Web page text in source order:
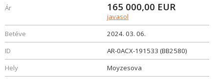
Ár 165 000,00 EUR
javasol
Betéve
2024. 03. 06.
ID
AR-0ACX-191533 (BB2580)
Hely
Moyzesova